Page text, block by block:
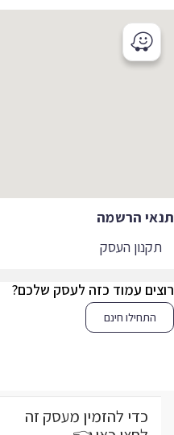
הרשמה
תקנון העסק
עמוד כזה לעסק שלכם?
התחילו חינם
כדי להזמין מעסק זה